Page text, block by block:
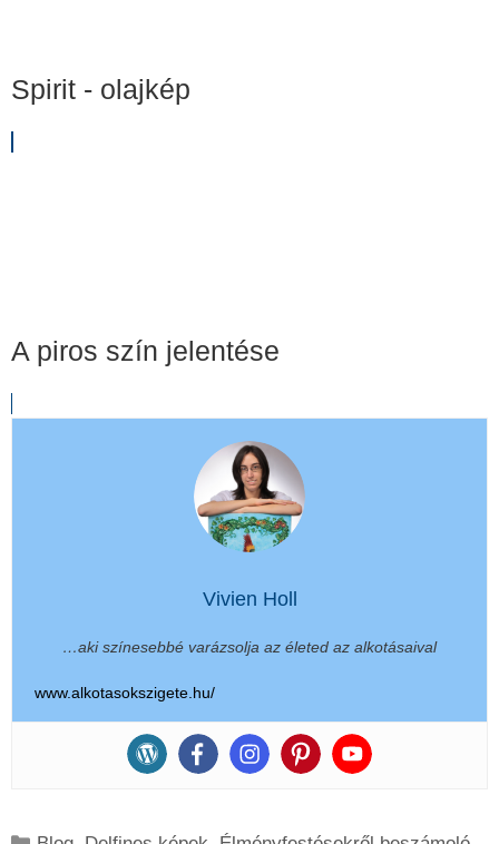
Spirit - olajkép
A piros szín jelentése
Vivien Holl
…aki színesebbé varázsolja az életed az alkotásaival
www.alkotasokszigete.hu/
Kategória